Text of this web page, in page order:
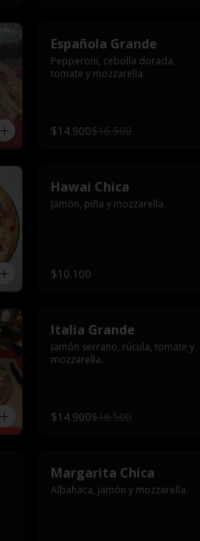
Española Grande
Pepperoni, cebolla dorada,
tomate y mozzarella.
$14.900$16.500
Hawai Chica
Jamón, piña y mozzarella.
$10.100
Italia Grande
Jamón serrano, rúcula, tomate y
mozzarella.
$14.900$16.500
Margarita Chica
Albahaca, jamón y mozzarella.